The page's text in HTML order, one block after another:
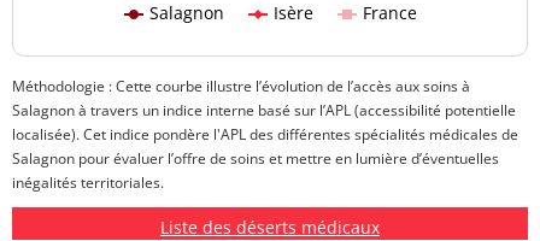
Salagnon Isère France
Méthodologie : Cette courbe illustre l’évolution de l’accès aux soins à
Salagnon à travers un indice interne basé sur l’APL (accessibilité potentielle
localisée). Cet indice pondère l'APL des différentes spécialités médicales de
Salagnon pour évaluer l’offre de soins et mettre en lumière d’éventuelles
inégalités territoriales.
Liste des déserts médicaux